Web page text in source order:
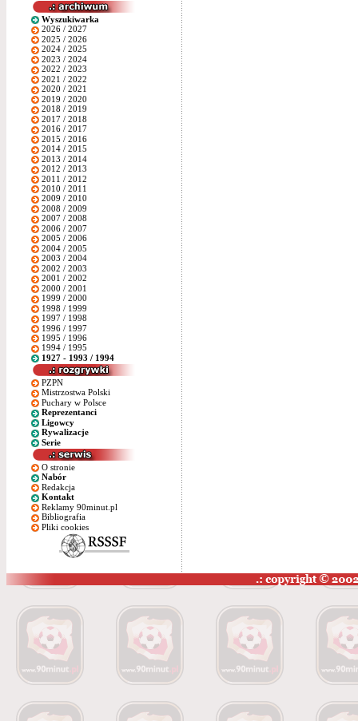
Wyszukiwarka
2026 / 2027
2025 / 2026
2024 / 2025
2023 / 2024
2022 / 2023
2021 / 2022
2020 / 2021
2019 / 2020
2018 / 2019
2017 / 2018
2016 / 2017
2015 / 2016
2014 / 2015
2013 / 2014
2012 / 2013
2011 / 2012
2010 / 2011
2009 / 2010
2008 / 2009
2007 / 2008
2006 / 2007
2005 / 2006
2004 / 2005
2003 / 2004
2002 / 2003
2001 / 2002
2000 / 2001
1999 / 2000
1998 / 1999
1997 / 1998
1996 / 1997
1995 / 1996
1994 / 1995
1927 - 1993 / 1994
PZPN
Mistrzostwa Polski
Puchary w Polsce
Reprezentanci
Ligowcy
Rywalizacje
Serie
O stronie
Nabór
Redakcja
Kontakt
Reklamy 90minut.pl
Bibliografia
Pliki cookies